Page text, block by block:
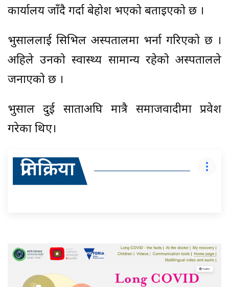
कार्यालय जाँदै गर्दा बेहोश भएको बताइएको छ ।
भुसाललाई सिभिल अस्पतालमा भर्ना गरिएको छ ।
अहिले उनको स्वास्थ्य सामान्य रहेको अस्पतालले
जनाएको छ ।
भुसाल दुई साताअघि मात्रै समाजवादीमा प्रवेश
गरेका थिए।
प्रतिक्रिया